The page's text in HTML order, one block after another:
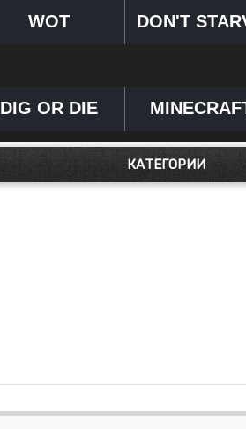
WOT DON'T
DIG OR DIE
КАТЕГОРИИ